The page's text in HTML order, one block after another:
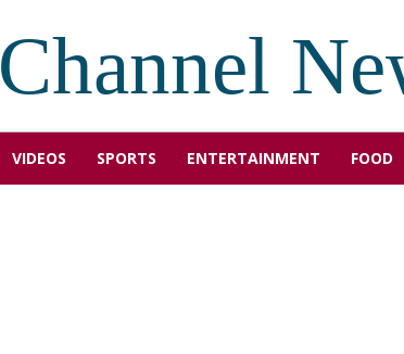
Channel
VIDEOS SPORTS ENTERTAINMENT FOOD